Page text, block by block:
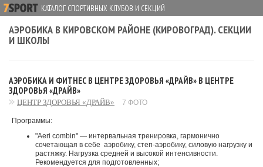
КАТАЛОГ СПОРТИВНЫХ КЛУБОВ И СЕКЦИЙ
АЭРОБИКА В КИРОВСКОМ РАЙОНЕ (КИРОВОГРАД). СЕКЦИИ
И ШКОЛЫ
АЭРОБИКА И ФИТНЕС В ЦЕНТРЕ ЗДОРОВЬЯ «ДРАЙВ» В ЦЕНТРЕ
ЗДОРОВЬЯ «ДРАЙВ»
ЦЕНТР ЗДОРОВЬЯ «ДРАЙВ» 7 ФОТО
Программы:
"Aeri combin" — интервальная тренировка, гармонично
сочетающая в себе аэробику, степ-аэробику, силовую нагрузку и
растяжку. Нагрузка средней и высокой интенсивности.
Рекомендуется для подготовленных;